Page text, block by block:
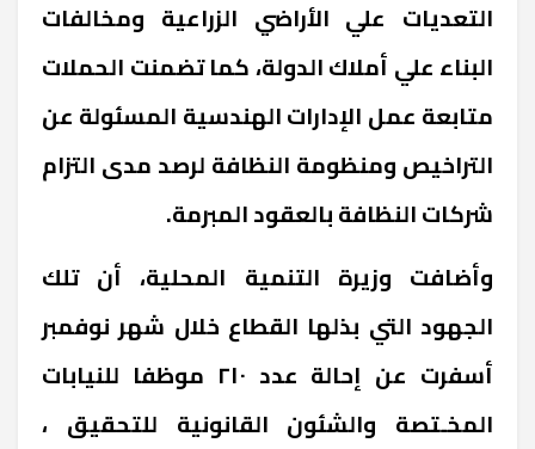
التعديات علي الأراضي الزراعية ومخالفات
البناء علي أملاك الدولة، كما تضمنت الحملات
متابعة عمل الإدارات الهندسية المسئولة عن
التراخيص ومنظومة النظافة لرصد مدى التزام
شركات النظافة بالعقود المبرمة.
وأضافت وزيرة التنمية المحلية، أن تلك
الجهود التي بذلها القطاع خلال شهر نوفمبر
أسفرت عن إحالة عدد ٢١٠ موظفا للنيابات
المخـتصة والشئون القانونية للتحقيق ،